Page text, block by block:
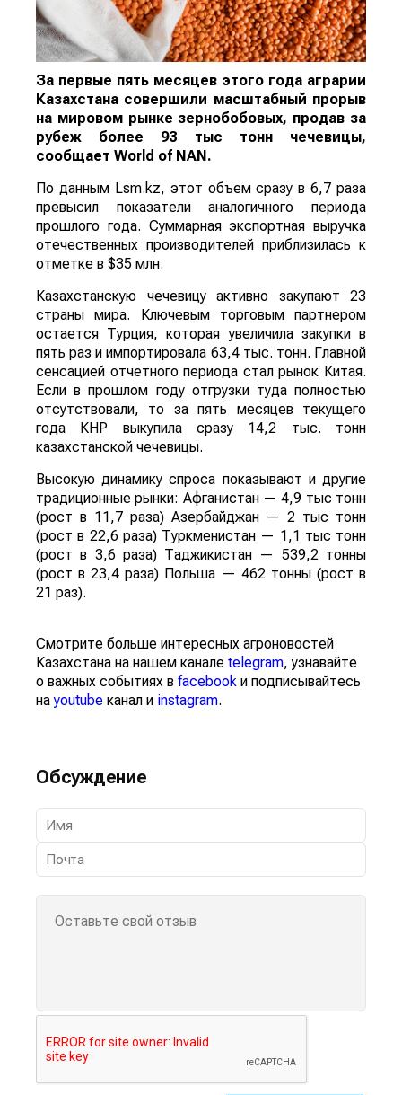
За первые пять месяцев этого года аграрии
Казахстана совершили масштабный прорыв
на мировом рынке зернобобовых, продав за
рубеж более 93 тыс тонн чечевицы,
сообщает World of NAN.
По данным Lsm.kz, этот объем сразу в 6,7 раза
превысил показатели аналогичного периода
прошлого года. Суммарная экспортная выручка
отечественных производителей приблизилась к
отметке в $35 млн.
Казахстанскую чечевицу активно закупают 23
страны мира. Ключевым торговым партнером
остается Турция, которая увеличила закупки в
пять раз и импортировала 63,4 тыс. тонн. Главной
сенсацией отчетного периода стал рынок Китая.
Если в прошлом году отгрузки туда полностью
отсутствовали, то за пять месяцев текущего
года КНР выкупила сразу 14,2 тыс. тонн
казахстанской чечевицы.
Высокую динамику спроса показывают и другие
традиционные рынки: Афганистан — 4,9 тыс тонн
(рост в 11,7 раза) Азербайджан — 2 тыс тонн
(рост в 22,6 раза) Туркменистан — 1,1 тыс тонн
(рост в 3,6 раза) Таджикистан — 539,2 тонны
(рост в 23,4 раза) Польша — 462 тонны (рост в
21 раз).
Смотрите больше интересных агроновостей
Казахстана на нашем канале telegram, узнавайте
о важных событиях в facebook и подписывайтесь
наyoutube канал и instagram.
Обсуждение